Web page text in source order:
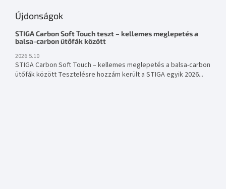
Újdonságok
STIGA Carbon Soft Touch teszt – kellemes meglepetés a
balsa-carbon ütőfák között
2026.5.10
STIGA Carbon Soft Touch – kellemes meglepetés a balsa-carbon
ütőfák között Tesztelésre hozzám került a STIGA egyik 2026...